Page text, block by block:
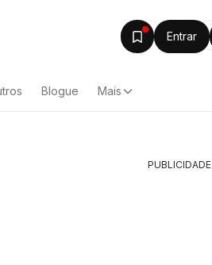
Entrar
Blogue Mais
PUBLICIDADE